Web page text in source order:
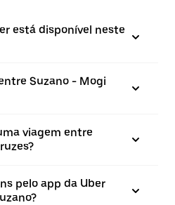
está disponível neste
Suzano - Mogi
viagem entre
pelo app da Uber